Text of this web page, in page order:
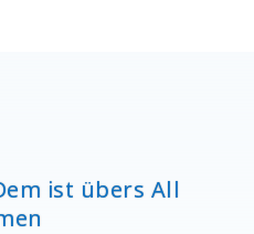
ist übers All